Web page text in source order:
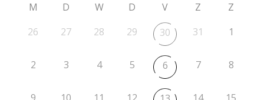
M D W D V Z
Z
26
27 28 29 30 31 1
2 3 4 5 6 7 8